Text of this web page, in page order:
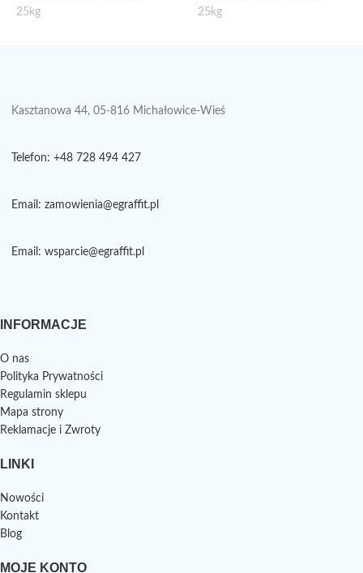
Kasztanowa 44, 05-816 Michałowice-Wieś
Telefon: +48 728 494 427
Email: zamowienia@egraffit.pl
Email: wsparcie@egraffit.pl
INFORMACJE
O nas
Polityka Prywatności
Regulamin sklepu
Mapa strony
Reklamacje i Zwroty
LINKI
Nowości
Kontakt
Blog
MOJE KONTO